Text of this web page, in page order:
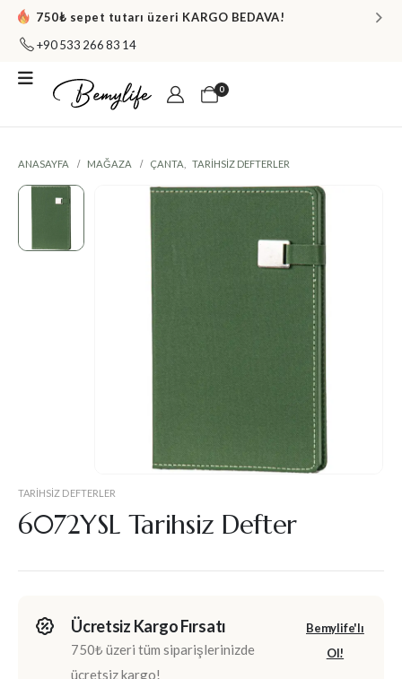
750₺ sepet tutarı üzeri KARGO BEDAVA!
+90 533 266 83 14
0
ANASAYFA MAĞAZA ÇANTA TARIHSIZ DEFTERLER
TARIHSIZ DEFTERLER
6072YSL Tarihsiz Defter
Ücretsiz Kargo Fırsatı
750₺ üzeri tüm siparişlerinizde
ücretsiz kargo!
Bemylife'lı
Ol!